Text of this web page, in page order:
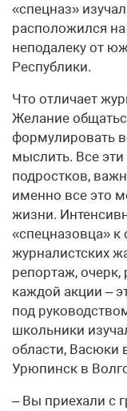
«спецназ»
расположился
неподалеку от
Республики.
Что отличает
Желание
формулировать
мыслить. Все эти
подростков,
именно все это
жизни.
«спецназовца»
журналистских
репортаж, очерк,
каждой акции –
под
школьники
области, Васюки
Урюпинск в
– Вы приехали с